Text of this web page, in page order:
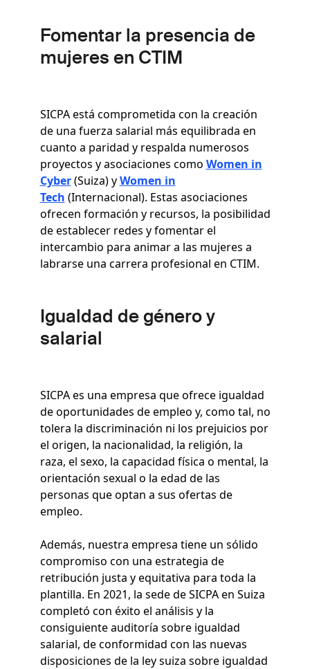
Fomentar la presencia de
mujeres en CTIM
SICPA está comprometida con la creación
de una fuerza salarial más equilibrada en
cuanto a paridad y respalda numerosos
proyectos y asociaciones como Women in
Cyber(Suiza) yWomen in
Tech (Internacional). Estas asociaciones
ofrecen formación y recursos, la posibilidad
de establecer redes y fomentar el
intercambio para animar a las mujeres a
labrarse una carrera profesional en CTIM.
Igualdad de género y
salarial
SICPA es una empresa que ofrece igualdad
de oportunidades de empleo y, como tal, no
tolera la discriminación ni los prejuicios por
el origen, la nacionalidad, la religión, la
raza, el sexo, la capacidad física o mental, la
orientación sexual o la edad de las
personas que optan a sus ofertas de
empleo.
Además, nuestra empresa tiene un sólido
compromiso con una estrategia de
retribución justa y equitativa para toda la
plantilla. En 2021, la sede de SICPA en Suiza
completó con éxito el análisis y la
consiguiente auditoría sobre igualdad
salarial, de conformidad con las nuevas
disposiciones de la ley suiza sobre igualdad